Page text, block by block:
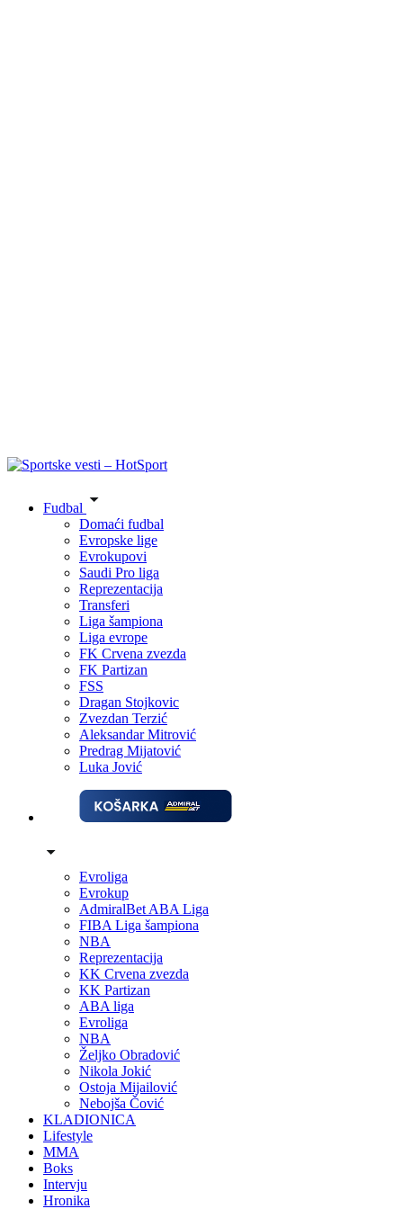
Fudbal
Domaći fudbal
Evropske lige
Evrokupovi
Saudi Pro liga
Reprezentacija
Transferi
Liga šampiona
Liga evrope
FK Crvena zvezda
FK Partizan
FSS
Dragan Stojkovic
Zvezdan Terzić
Aleksandar Mitrović
Predrag Mijatović
Luka Jović
Evroliga
Evrokup
AdmiralBet ABA Liga
FIBA Liga šampiona
NBA
Reprezentacija
KK Crvena zvezda
KK Partizan
ABA liga
Evroliga
NBA
Željko Obradović
Nikola Jokić
Ostoja Mijailović
Nebojša Čović
KLADIONICA
Lifestyle
MMA
Boks
Intervju
Hronika